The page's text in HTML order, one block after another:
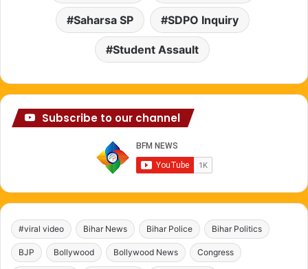
Saharsa SP SDPO Inquiry
Student Assault
Subscribe to our channel
#viral video Bihar News Bihar Police Bihar Politics
BJP Bollywood Bollywood News Congress